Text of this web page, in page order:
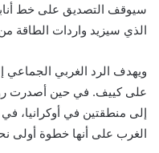
الذي سيزيد واردات الطاقة
ويهدف الرد الغربي الجماعي
على كييف. في حين أصدرت
إلى منطقتين في
الغرب على أنها خطوة أولى